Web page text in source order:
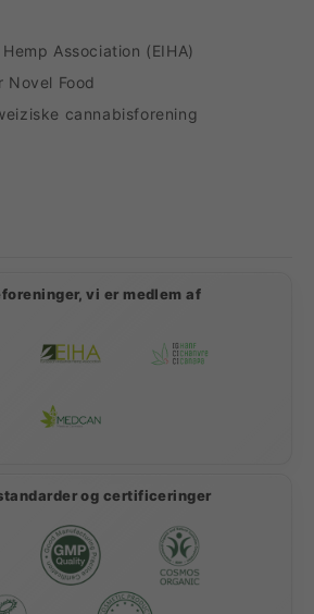
Association (EIHA)
Novel Food
cannabisforening
vi er medlem af
og certificeringer